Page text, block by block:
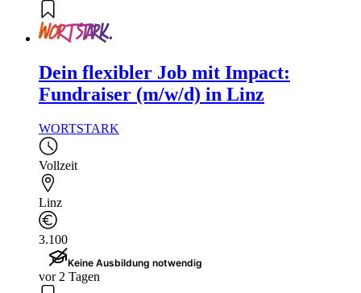
Dein flexibler Job mit Impact:
Fundraiser (m/w/d) in Linz
WORTSTARK
Vollzeit
Linz
3.100
Keine Ausbildung notwendig
vor 2 Tagen